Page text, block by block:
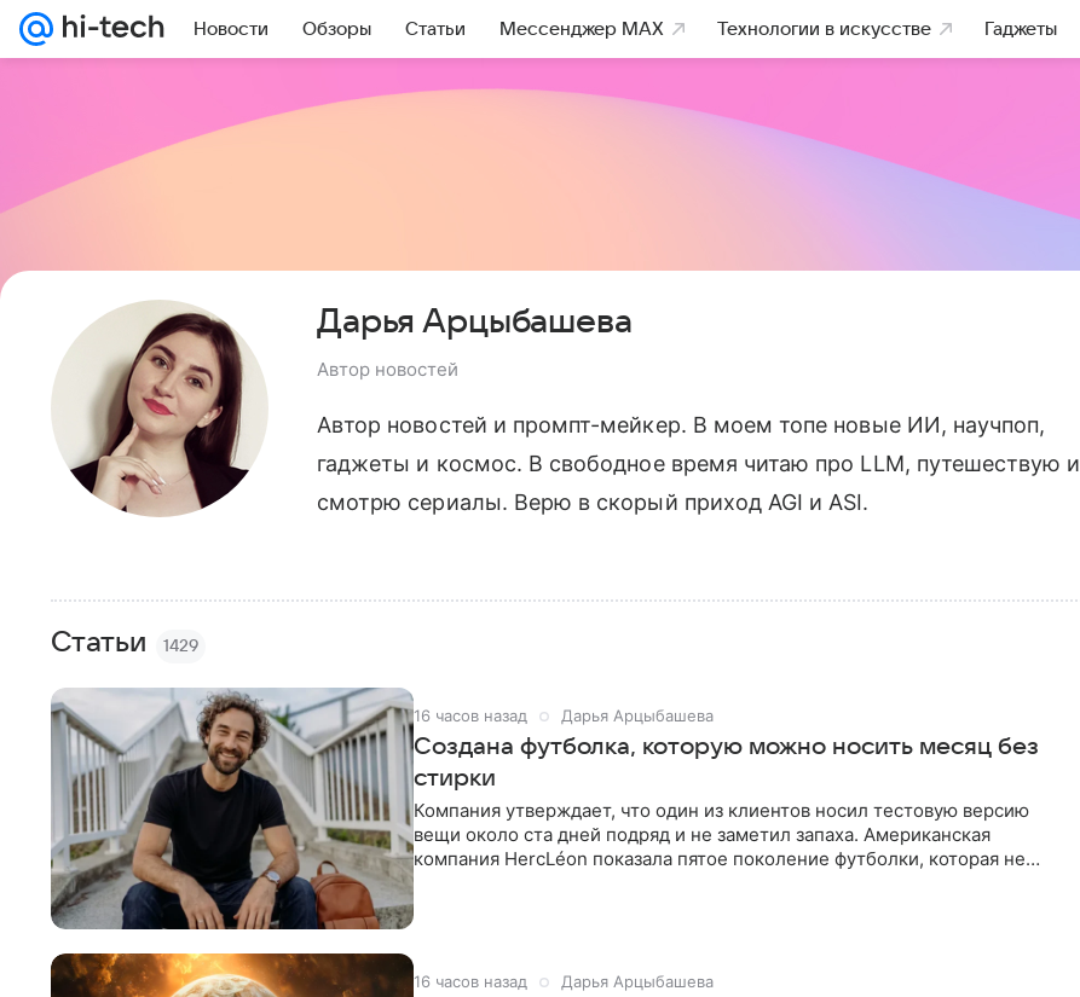
Новости Обзоры Статьи Мессенджер MAX Технологии в искусстве Гаджеты
Дарья Арцыбашева
Автор новостей
Автор новостей и промпт-мейкер. В моем топе новые ИИ, научпоп,
гаджеты и космос. В свободное время читаю про LLM, путешествую и
смотрю сериалы. Верю в скорый приход AGI и ASI.
Статьи 1429
16 часов назад Дарья Арцыбашева
Создана футболка, которую можно носить месяц без
стирки
Компания утверждает, что один из клиентов носил тестовую версию
вещи около ста дней подряд и не заметил запаха. Американская
компания HercLéon показала пятое поколение футболки, которая не
16 часов назад Дарья Арцыбашева